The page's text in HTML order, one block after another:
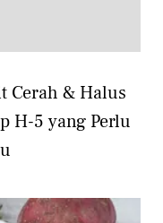
Cerah & Halus
H-5 yang Perlu